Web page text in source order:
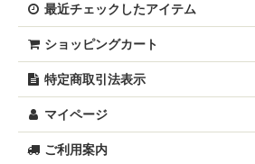
最近チェックしたアイテム
ショッピングカート
特定商取引法表示
マイページ
ご利用案内